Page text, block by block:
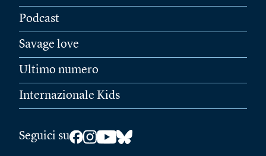
Podcast
Savage love
Ultimo numero
Internazionale Kids
Seguici su